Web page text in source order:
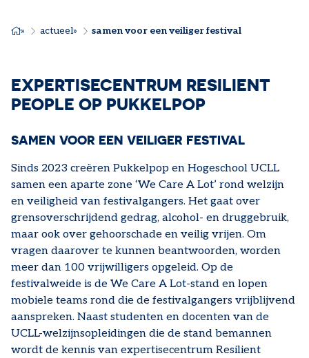
KRUIMELPAD
actueel samen voor een veiliger festival
EXPERTISECENTRUM RESILIENT
PEOPLE OP PUKKELPOP
SAMEN VOOR EEN VEILIGER FESTIVAL
Sinds 2023 creëren Pukkelpop en Hogeschool UCLL
samen een aparte zone ‘We Care A Lot’ rond welzijn
en veiligheid van festivalgangers. Het gaat over
grensoverschrijdend gedrag, alcohol- en druggebruik,
maar ook over gehoorschade en veilig vrijen. Om
vragen daarover te kunnen beantwoorden, worden
meer dan 100 vrijwilligers opgeleid. Op de
festivalweide is de We Care A Lot-stand en lopen
mobiele teams rond die de festivalgangers vrijblijvend
aanspreken. Naast studenten en docenten van de
UCLL-welzijnsopleidingen die de stand bemannen
wordt de kennis van expertisecentrum Resilient